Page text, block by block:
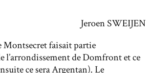
Jeroen SWEIJEN
Montsecret faisait partie
l’arrondissement de Domfront et ce
ce sera Argentan). Le